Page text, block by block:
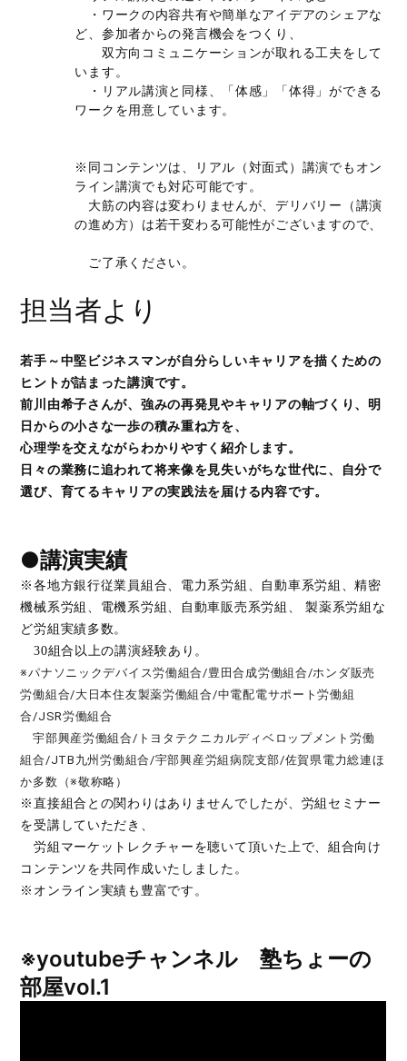
・ワークの内容共有や簡単なアイデアのシェアな
ど、参加者からの発言機会をつくり、
双方向コミュニケーションが取れる工夫をして
います。
・リアル講演と同様、「体感」「体得」ができる
ワークを用意しています。
※同コンテンツは、リアル（対面式）講演でもオン
ライン講演でも対応可能です。
大筋の内容は変わりませんが、デリバリー（講演
の進め方）は若干変わる可能性がございますので、
ご了承ください。
担当者より
若手～中堅ビジネスマンが自分らしいキャリアを描くための
ヒントが詰まった講演です。
前川由希子さんが、強みの再発見やキャリアの軸づくり、明
日からの小さな一歩の積み重ね方を、
心理学を交えながらわかりやすく紹介します。
日々の業務に追われて将来像を見失いがちな世代に、自分で
選び、育てるキャリアの実践法を届ける内容です。
●講演実績
※各地方銀行従業員組合、電力系労組、自動車系労組、精密
機械系労組、電機系労組、自動車販売系労組、 製薬系労組な
ど労組実績多数。
30組合以上の講演経験あり。
※パナソニックデバイス労働組合/豊田合成労働組合/ホンダ販売
労働組合/大日本住友製薬労働組合/中電配電サポート労働組
合/JSR労働組合
宇部興産労働組合/トヨタテクニカルディベロップメント労働
組合/JTB九州労働組合/宇部興産労組病院支部/佐賀県電力総連ほ
か多数（※敬称略）
※直接組合との関わりはありませんでしたが、労組セミナー
を受講していただき、
労組マーケットレクチャーを聴いて頂いた上で、組合向け
コンテンツを共同作成いたしました。
※オンライン実績も豊富です。
※youtubeチャンネル 塾ちょーの
部屋vol.1